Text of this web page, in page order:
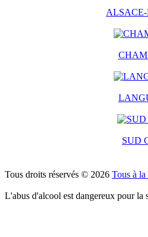
SUD
Tous droits réservés © 2026 Tous à
L'abus d'alcool est dangereux pour la